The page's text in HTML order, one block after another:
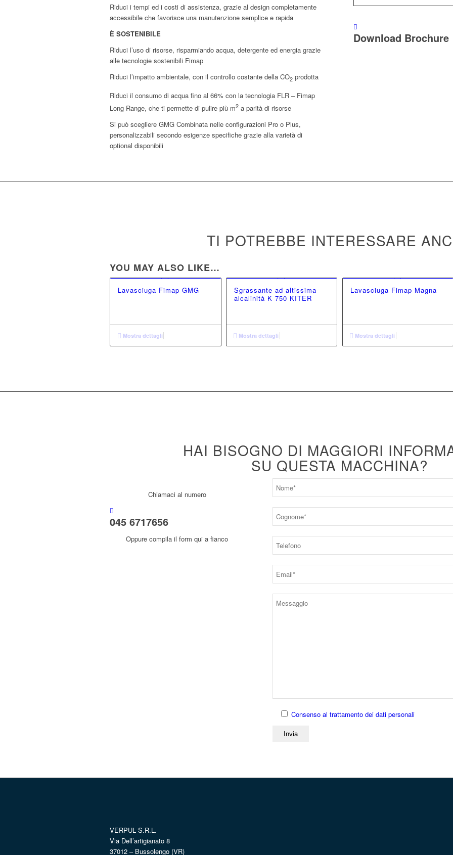
Riduci i tempi ed i costi di assistenza, grazie al design completamente
accessibile che favorisce una manutenzione semplice e rapida
È SOSTENIBILE
Riduci l’uso di risorse, risparmiando acqua, detergente ed energia grazie
alle tecnologie sostenibili Fimap
Riduci l’impatto ambientale, con il controllo costante della CO2 prodotta
Riduci il consumo di acqua fino al 66% con la tecnologia FLR – Fimap
Long Range, che ti permette di pulire più m2 a parità di risorse
Si può scegliere GMG Combinata nelle configurazioni Pro o Plus,
personalizzabili secondo esigenze specifiche grazie alla varietà di
optional disponibili
Download Brochure
TI POTREBBE INTERESSARE
YOU MAY ALSO LIKE…
Lavasciuga Fimap GMG
Mostra dettagli
Sgrassante ad altissima
alcalinità K 750 KITER
Mostra dettagli
Lavasciuga Fimap Magna
Mostra dettagli
HAI BISOGNO DI MAGGIORI
SU QUESTA MACCHINA?
Chiamaci al numero
045 6717656
Oppure compila il form qui a fianco
Consenso al trattamento dei dati personali
VERPUL S.R.L.
Via Dell’artigianato 8
37012 – Bussolengo (VR)